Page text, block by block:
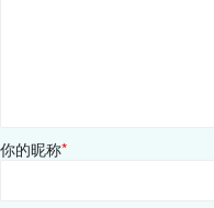
你的昵称*